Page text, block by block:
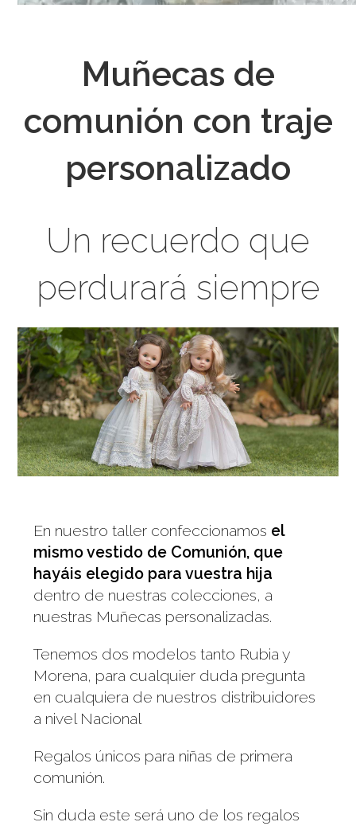
Muñecas de
comunión con traje
personalizado
Un recuerdo que
perdurará siempre
En nuestro taller confeccionamos el
mismo vestido de Comunión, que
hayáis elegido para vuestra hija
dentro de nuestras colecciones, a
nuestras Muñecas personalizadas.
Tenemos dos modelos tanto Rubia y
Morena, para cualquier duda pregunta
en cualquiera de nuestros distribuidores
a nivel Nacional
Regalos únicos para niñas de primera
comunión.
Sin duda este será uno de los regalos